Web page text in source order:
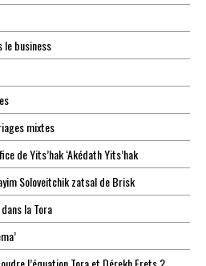
le business
mixtes
de Yits’hak ‘Akédath Yits’hak
Soloveitchik zatsal de Brisk
la Tora